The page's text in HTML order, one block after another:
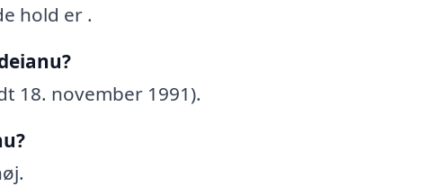
hold er .
18. november 1991).